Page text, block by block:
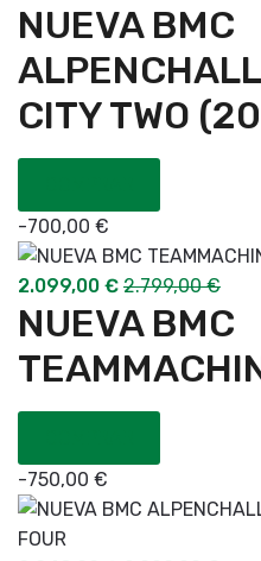
NUEVA BMC
CITY TWO
-700,00 €
2.099,00 € 2.799,00€
NUEVA BMC
-750,00 €